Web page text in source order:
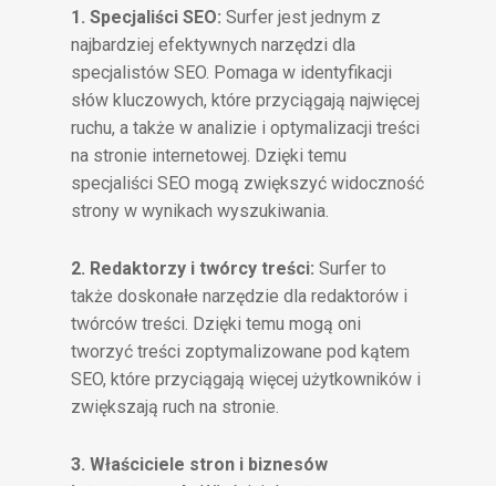
1. Specjaliści SEO: Surfer jest jednym z
najbardziej efektywnych narzędzi dla
specjalistów SEO. Pomaga w identyfikacji
słów kluczowych, które przyciągają najwięcej
ruchu, a także w analizie i optymalizacji treści
na stronie internetowej. Dzięki temu
specjaliści SEO mogą zwiększyć widoczność
strony w wynikach wyszukiwania.
2. Redaktorzy i twórcy treści: Surfer to
także doskonałe narzędzie dla redaktorów i
twórców treści. Dzięki temu mogą oni
tworzyć treści zoptymalizowane pod kątem
SEO, które przyciągają więcej użytkowników i
zwiększają ruch na stronie.
3. Właściciele stron i biznesów